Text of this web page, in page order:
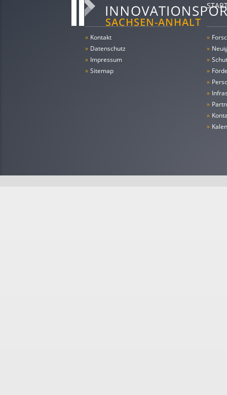
» Kontakt
» Datenschutz
» Impressum
» Sitemap
»
»
»
»
»
»
»
»
»